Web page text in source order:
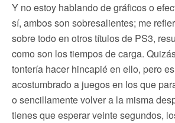
Y no estoy hablando de gráficos o
sí, ambos son sobresalientes; me
sobre todo en otros títulos de PS3,
como son los tiempos de carga.
tontería hacer hincapié en ello, pero
acostumbrado a juegos en los que
o sencillamente volver a la misma
tienes que esperar veinte segundos,